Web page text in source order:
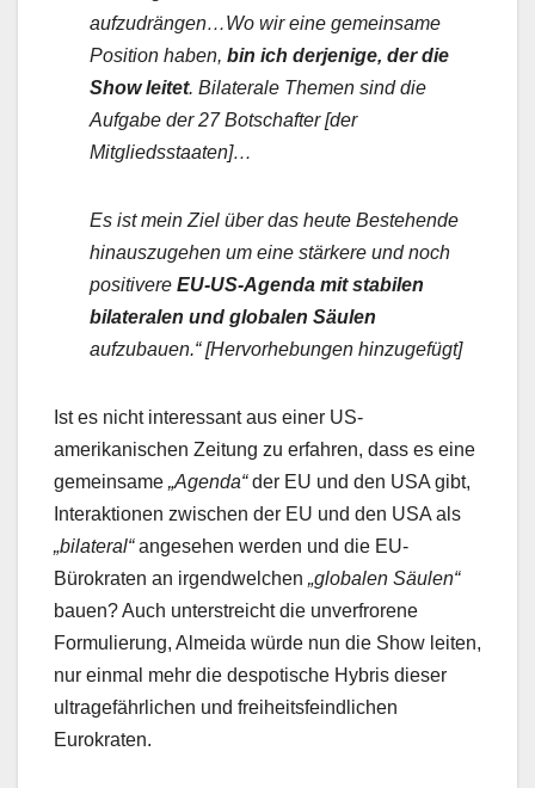
aufzudrängen…Wo wir eine gemeinsame
Position haben, bin ich derjenige, der die
Show leitet. Bilaterale Themen sind die
Aufgabe der 27 Botschafter [der
Mitgliedsstaaten]…
Es ist mein Ziel über das heute Bestehende
hinauszugehen um eine stärkere und noch
positivere EU-US-Agenda mit stabilen
bilateralen und globalen Säulen
aufzubauen.“ [Hervorhebungen hinzugefügt]
Ist es nicht interessant aus einer US-
amerikanischen Zeitung zu erfahren, dass es eine
gemeinsame „Agenda“der EU und den USA gibt,
Interaktionen zwischen der EU und den USA als
„bilateral“angesehen werden und die EU-
Bürokraten an irgendwelchen „globalen Säulen“
bauen? Auch unterstreicht die unverfrorene
Formulierung, Almeida würde nun die Show leiten,
nur einmal mehr die despotische Hybris dieser
ultragefährlichen und freiheitsfeindlichen
Eurokraten.